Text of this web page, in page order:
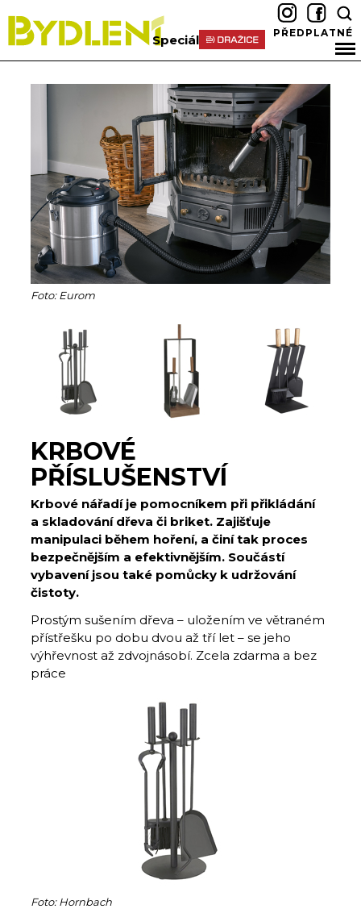
Speciál PŘEDPLATNÉ
Foto: Eurom
KRBOVÉ
PŘÍSLUŠENSTVÍ
Krbové nářadí je pomocníkem při přikládání
a skladování dřeva či briket. Zajišťuje
manipulaci během hoření, a činí tak proces
bezpečnějším a efektivnějším. Součástí
vybavení jsou také pomůcky k udržování
čistoty.
Prostým sušením dřeva – uložením ve větraném
přístřešku po dobu dvou až tří let – se jeho
výhřevnost až zdvojnásobí. Zcela zdarma a bez
práce
Foto: Hornbach